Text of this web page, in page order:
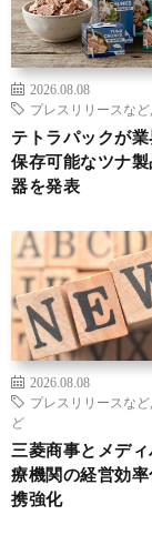
2026.08.08
プレスリリースなど
テトラパックが
保存可能なツナ
器を発表
2026.08.08
プレスリリースなど
ど
三菱商事とメデ
療機関の経営効
携強化